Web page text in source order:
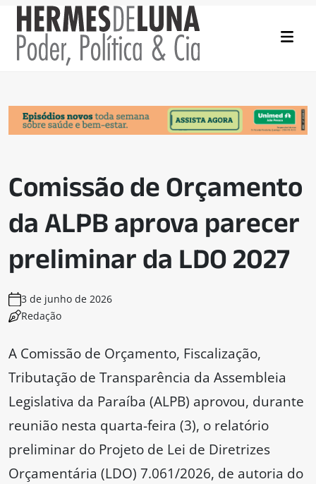
Comissão de Orçamento
da ALPB aprova parecer
preliminar da LDO 2027
3 de junho de 2026
Redação
A Comissão de Orçamento, Fiscalização,
Tributação de Transparência da Assembleia
Legislativa da Paraíba (ALPB) aprovou, durante
reunião nesta quarta-feira (3), o relatório
preliminar do Projeto de Lei de Diretrizes
Orçamentária (LDO) 7.061/2026, de autoria do